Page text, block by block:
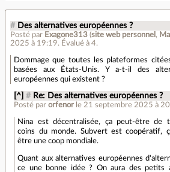
# Des alternatives européennes ?
Posté par Exagone313 (site web personnel ,
2025 à 19:19. Évalué à 4.
Dommage que toutes les plateformes
basées aux États-Unis. Y a-t-il des
européennes qui existent ?
[^] # Re: Des alternatives européennes ?
Posté parorfenor le 21 septembre 2025 à
Nina est décentralisée, ça peut-être de
coins du monde. Subvert est coopératif,
être une coop mondiale.
Quant aux alternatives européennes
ce une bonne idée ? On aura des petits